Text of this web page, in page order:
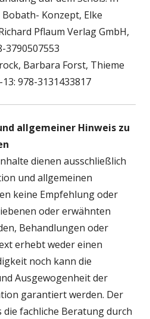
Konzept, Elke
Pflaum Verlag GmbH,
3790507553
Barbara Forst, Thieme
978-3131433817
allgemeiner Hinweis zu
dienen ausschließlich
und allgemeinen
keine Empfehlung oder
oder erwähnten
Behandlungen oder
erhebt weder einen
noch kann die
Ausgewogenheit der
garantiert werden. Der
fachliche Beratung durch